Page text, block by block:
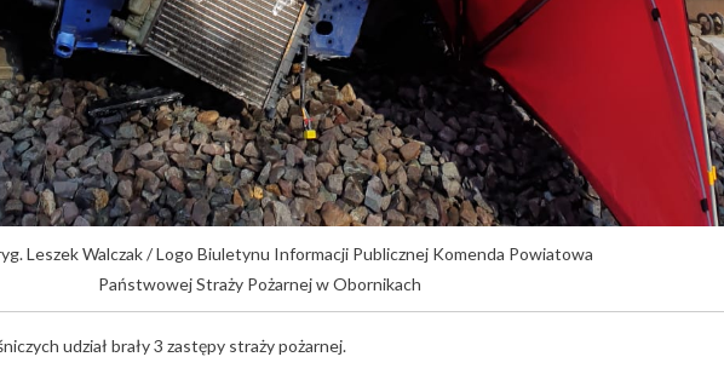
Leszek Walczak / Logo Biuletynu Informacji Publicznej Komenda Powiatowa
Państwowej Straży Pożarnej w Obornikach
udział brały 3 zastępy straży pożarnej.